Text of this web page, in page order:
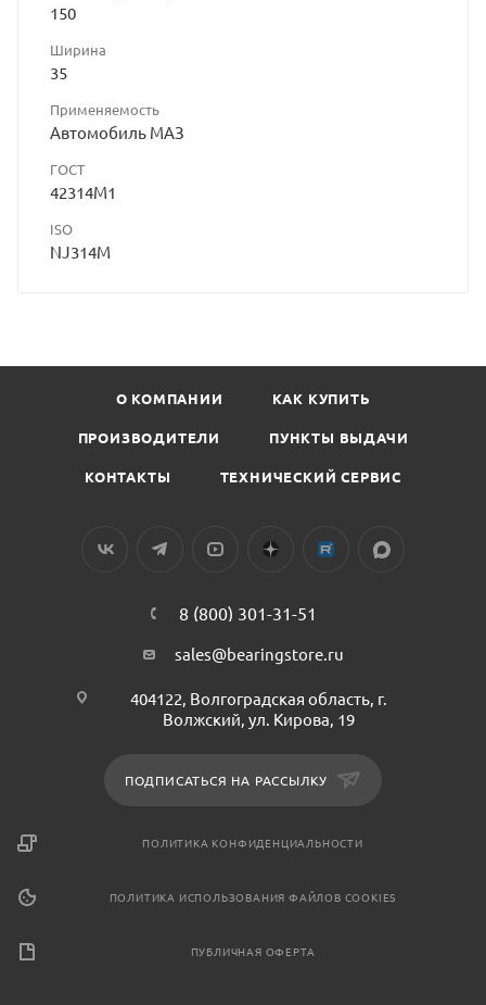
150
Ширина
35
Применяемость
Автомобиль МАЗ
ГОСТ
42314М1
ISO
NJ314M
О КОМПАНИИ КАК КУПИТЬ
ПРОИЗВОДИТЕЛИ ПУНКТЫ ВЫДАЧИ
КОНТАКТЫ ТЕХНИЧЕСКИЙ СЕРВИС
8 (800) 301-31-51
sales@bearingstore.ru
404122, Волгоградская область, г.
Волжский, ул. Кирова, 19
ПОДПИСАТЬСЯ НА РАССЫЛКУ
ПОЛИТИКА КОНФИДЕНЦИАЛЬНОСТИ
ПОЛИТИКА ИСПОЛЬЗОВАНИЯ ФАЙЛОВ COOKIES
ПУБЛИЧНАЯ ОФЕРТА